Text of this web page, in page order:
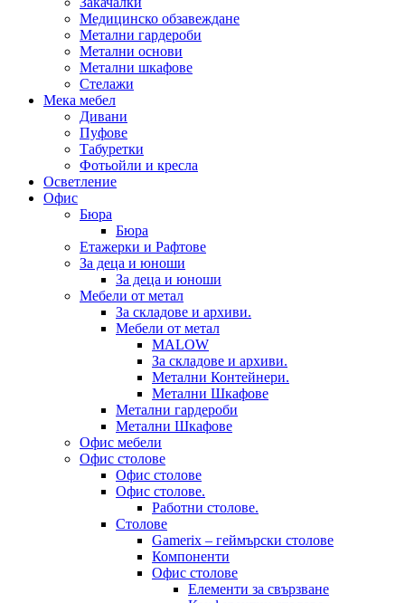
Медицинско обзавеждане
Метални гардероби
Метални основи
Метални шкафове
Стелажи
Мека мебел
Дивани
Пуфове
Табуретки
Фотьойли и кресла
Осветление
Офис
Бюра
Бюра
Етажерки и Рафтове
За деца и юноши
За деца и юноши
Мебели от метал
За складове и архиви.
Мебели от метал
MALOW
За складове и архиви.
Метални Контейнери.
Метални Шкафове
Метални гардероби
Метални Шкафове
Офис мебели
Офис столове
Офис столове
Офис столове.
Работни столове.
Столове
Gamerix – геймърски столове
Компоненти
Офис столове
Елементи за свързване